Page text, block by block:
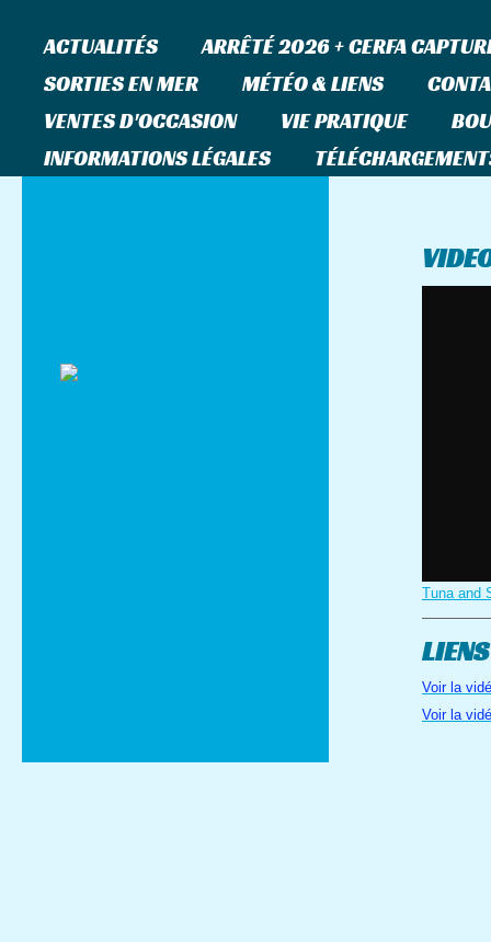
ACTUALITÉS
ARRÊTÉ 2026 + CERFA
SORTIES EN MER
MÉTÉO & LIENS
VENTES D'OCCASION
VIE PRATIQUE
INFORMATIONS LÉGALES
Tuna and
LIENS
Voir la
Voir la